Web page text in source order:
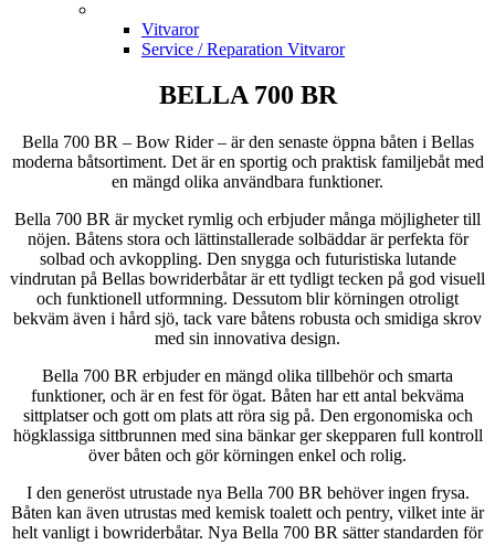
Vitvaror
Service / Reparation Vitvaror
BELLA 700 BR
Bella 700 BR – Bow Rider – är den senaste öppna båten i Bellas
moderna båtsortiment. Det är en sportig och praktisk familjebåt med
en mängd olika användbara funktioner.
Bella 700 BR är mycket rymlig och erbjuder många möjligheter till
nöjen. Båtens stora och lättinstallerade solbäddar är perfekta för
solbad och avkoppling. Den snygga och futuristiska lutande
vindrutan på Bellas bowriderbåtar är ett tydligt tecken på god visuell
och funktionell utformning. Dessutom blir körningen otroligt
bekväm även i hård sjö, tack vare båtens robusta och smidiga skrov
med sin innovativa design.
Bella 700 BR erbjuder en mängd olika tillbehör och smarta
funktioner, och är en fest för ögat. Båten har ett antal bekväma
sittplatser och gott om plats att röra sig på. Den ergonomiska och
högklassiga sittbrunnen med sina bänkar ger skepparen full kontroll
över båten och gör körningen enkel och rolig.
I den generöst utrustade nya Bella 700 BR behöver ingen frysa.
Båten kan även utrustas med kemisk toalett och pentry, vilket inte är
helt vanligt i bowriderbåtar. Nya Bella 700 BR sätter standarden för